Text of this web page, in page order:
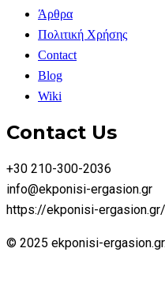
Άρθρα
Πολιτική Χρήσης
Contact
Blog
Wiki
Contact Us
+30 210-300-2036
info@ekponisi-ergasion.gr
https://ekponisi-ergasion.gr/
© 2025 ekponisi-